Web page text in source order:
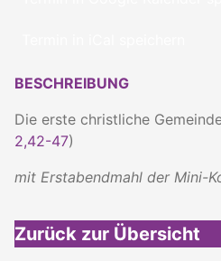
BESCHREIBUNG
Die erste christliche
2,42-47)
mit Erstabendmahl der Mini-
Zurück zur Übersicht